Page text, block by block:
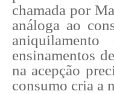
chamada por
análoga ao
ensinamentos
na acepção
consumo cria a